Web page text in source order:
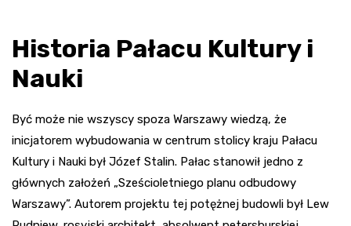
Historia Pałacu Kultury i
Nauki
Być może nie wszyscy spoza Warszawy wiedzą, że
inicjatorem wybudowania w centrum stolicy kraju Pałacu
Kultury i Nauki był Józef Stalin. Pałac stanowił jedno z
głównych założeń „Sześcioletniego planu odbudowy
Warszawy”. Autorem projektu tej potężnej budowli był Lew